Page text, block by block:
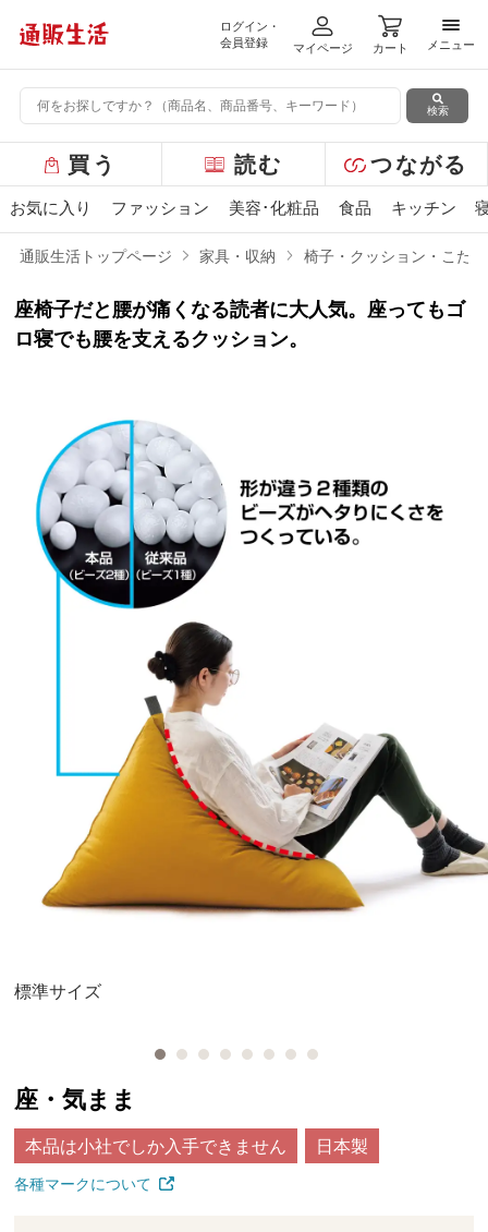
ログイン・
会員登録
マイページ カート
メニ
メニュー
検索
ー
バ
ュ
買う 読む つながる
お気に入り ファッション 美容･化粧品 食品 キッチン
通販生活トップページ 家具・収納 椅子・クッション・こた
座椅子だと腰が痛くなる読者に大人気。座ってもゴ
ロ寝でも腰を支えるクッション。
標準サイズ
座・気まま
本品は小社でしか入手できません 日本製
各種マークについて